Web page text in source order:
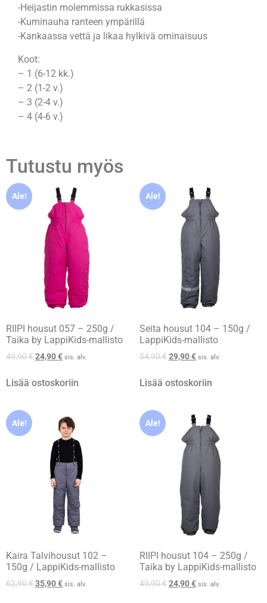
-Heijastin molemmissa rukkasissa
-Kuminauha ranteen ympärillä
-Kankaassa vettä ja likaa hylkivä ominaisuus
Koot:
– 1 (6-12 kk.)
– 2 (1-2 v.)
– 3 (2-4 v.)
– 4 (4-6 v.)
Tutustu myös
Ale!
RIIPI housut 057 – 250g /
Taika by LappiKids-mallisto
49,90€24,90€ sis. alv.
Lisää ostoskoriin
Ale!
Seita housut 104 – 150g /
LappiKids-mallisto
54,90€29,90€ sis. alv.
Lisää ostoskoriin
Ale!
Kaira Talvihousut 102 –
150g / LappiKids-mallisto
62,90€35,90€ sis. alv.
Ale!
RIIPI housut 104 – 250g /
Taika by LappiKids-mallisto
49,90€24,90€ sis. alv.